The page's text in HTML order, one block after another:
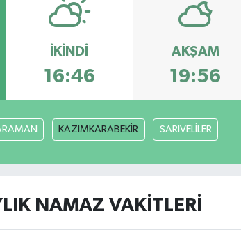
İKINDI
16:46
AKŞAM
19:56
KAZIMKARABEKİR SARIVELİLER
NAMAZ VAKITLERI